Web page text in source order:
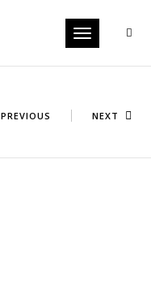
Toggle
PREVIOUS NEXT